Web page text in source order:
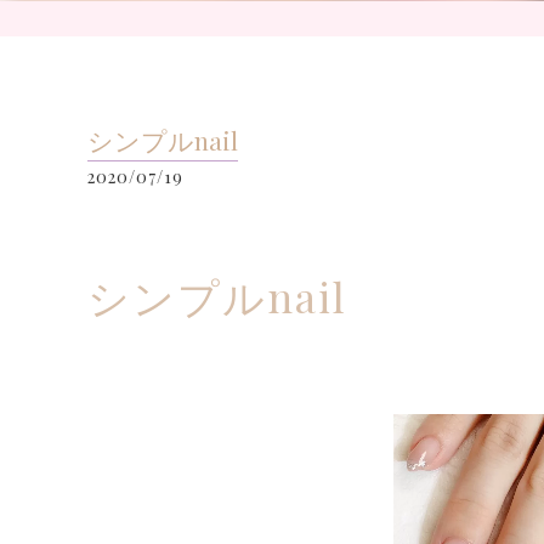
シンプルnail
2020/07/19
シンプルnail